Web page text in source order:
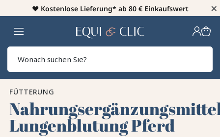
♥️ Kostenlose Lieferung* ab 80 € Einkaufswert ×
Heim
FÜTTERUNG
Lungenblutung Pferd